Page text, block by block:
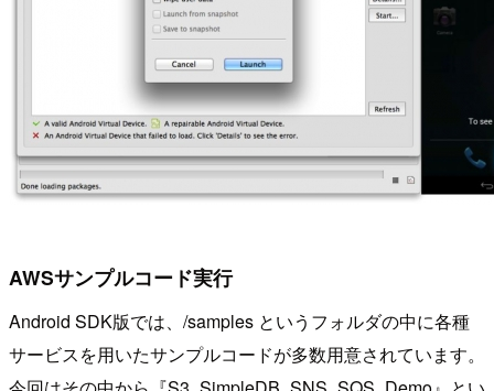
AWSサンプルコード実行
Android SDK版では、/samples というフォルダの中に各種
サービスを用いたサンプルコードが多数用意されています。